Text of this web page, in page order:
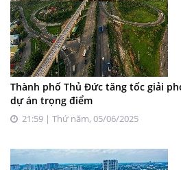
Thành phố Thủ Đức tăng tốc giải
dự án trọng điểm
21:59 | Thứ năm, 05/06/2025